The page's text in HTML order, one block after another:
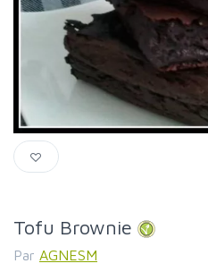
Tofu Brownie
Par AGNESM